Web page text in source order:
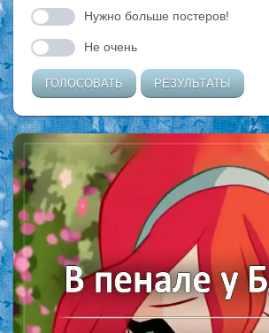
Нужно больше постеров!
Не очень
ГОЛОСОВАТЬ РЕЗУЛЬТАТЫ